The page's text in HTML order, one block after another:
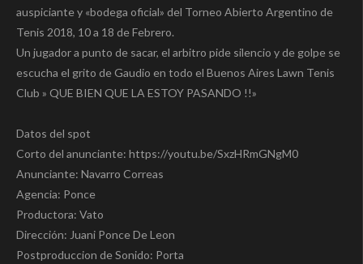
auspiciante y «bodega oficial» del Torneo Abierto Argentino de
Tenis 2018, 10 a 18 de Febrero.
Un jugador a punto de sacar, el arbitro pide silencio y de golpe se
escucha el grito de Gaudio en todo el Buenos Aires Lawn Tenis
Club » QUE BIEN QUE LA ESTOY PASANDO !!»
Datos del spot
Corto del anunciante: https://youtu.be/SxzHRmGNgM0
Anunciante: Navarro Correas
Agencia: Ponce
Productora: Vato
Dirección: Juani Ponce De Leon
Postproduccion de Sonido: Porta